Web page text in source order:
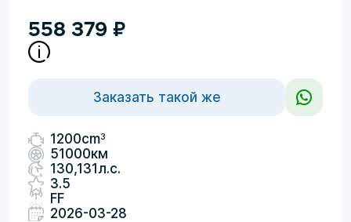
558 379 ₽
Заказать такой же
1200cm3
51000км
130,131л.с.
3.5
FF
2026-03-28